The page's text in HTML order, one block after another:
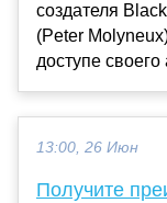
создателя
(Peter
доступе своего
13:00, 26 Июн
Получите